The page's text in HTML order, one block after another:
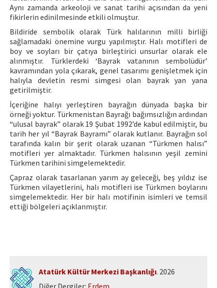
Aynı zamanda arkeoloji ve sanat tarihi açısından da yeni
fikirlerin edinilmesinde etkili olmuştur.
Bildiride sembolik olarak Türk halılarının milli birliği
sağlamadaki önemine vurgu yapılmıştır. Halı motifleri de
boy ve soyları bir çatıya birleştirici unsurlar olarak ele
alınmıştır. Türklerdeki ‘Bayrak vatanının sembolüdür’
kavramından yola çıkarak, genel tasarımı genişletmek için
halıyla devletin resmi simgesi olan bayrak yan yana
getirilmiştir.
İçeriğine halıyı yerleştiren bayrağın dünyada başka bir
örneği yoktur. Türkmenistan Bayrağı bağımsızlığın ardından
“ulusal bayrak” olarak 19 Şubat 1992’de kabul edilmiştir, bu
tarih her yıl “Bayrak Bayramı” olarak kutlanır. Bayrağın sol
tarafında kalın bir şerit olarak uzanan “Türkmen halısı”
motifleri yer almaktadır. Türkmen halısının yeşil zemini
Türkmen tarihini simgelemektedir.
Çapraz olarak tasarlanan yarım ay geleceği, beş yıldız ise
Türkmen vilayetlerini, halı motifleri ise Türkmen boylarını
simgelemektedir. Her bir halı motifinin isimleri ve temsil
ettiği bölgeleri açıklanmıştır.
Atatürk Kültür Merkezi Başkanlığı. 2026
Diğer Dergiler: Erdem